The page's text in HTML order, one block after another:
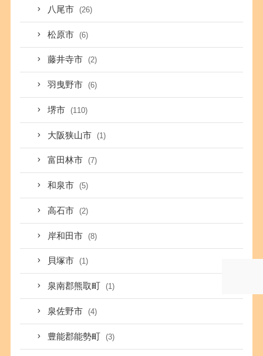
八尾市 (26)
松原市 (6)
藤井寺市 (2)
羽曳野市 (6)
堺市 (110)
大阪狭山市 (1)
富田林市 (7)
和泉市 (5)
高石市 (2)
岸和田市 (8)
貝塚市 (1)
泉南郡熊取町 (1)
泉佐野市 (4)
豊能郡能勢町 (3)